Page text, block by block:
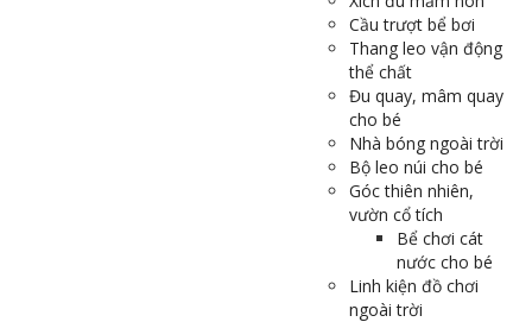
Cầu trượt bể bơi
Thang leo vận động
thể chất
Đu quay, mâm quay
cho bé
Nhà bóng ngoài trời
Bộ leo núi cho bé
Góc thiên nhiên,
vườn cổ tích
Bể chơi cát
nước cho bé
Linh kiện đồ chơi
ngoài trời